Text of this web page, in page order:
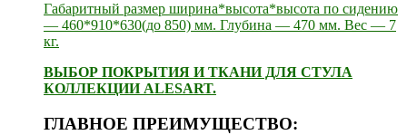
Габаритный размер ширина*высота*высота по сидению
— 460*910*630(до 850) мм. Глубина — 470 мм. Вес — 7
кг.
ВЫБОР ПОКРЫТИЯ И ТКАНИ ДЛЯ СТУЛА
КОЛЛЕКЦИИ ALESART.
ГЛАВНОЕ ПРЕИМУЩЕСТВО: